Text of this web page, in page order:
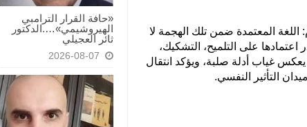
«حافة القرار الترامبي
الهيروشيمي»….الدكتور
ثائر العجيلي
2026-08-07
اللغة المعتمدة ضمن تلك الهجمة لا
على التلميح، التشكيك،
غياب أدلة صلبة، ويؤكد انتقال
التأثير النفسي.